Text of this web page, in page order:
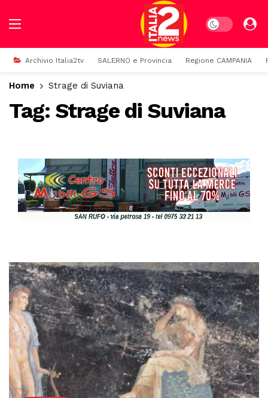
Dark mode
Archivio Italia2tv SALERNO e Provincia Regione CAMPANIA
Home Strage di Suviana
Tag: Strage di Suviana